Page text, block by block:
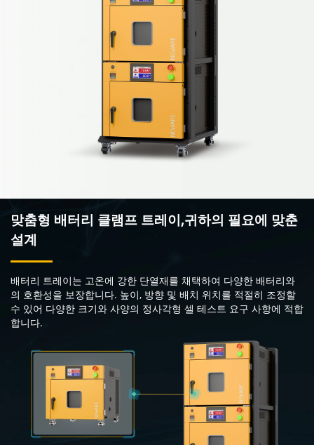
맞춤형 배터리 클램프 트레이,귀하의 필요에 맞춘
설계
배터리 트레이는 고온에 강한 단열재를 채택하여 다양한 배터리와
의 호환성을 보장합니다. 높이, 방향 및 배치 위치를 적절히 조정할
수 있어 다양한 크기와 사양의 정사각형 셀 테스트 요구 사항에 적합
합니다.